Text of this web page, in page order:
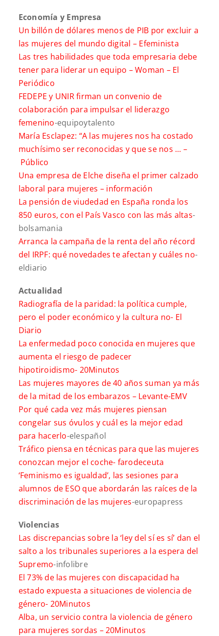
Economía y Empresa
Un billón de dólares menos de PIB por excluir a
las mujeres del mundo digital – Efeminista
Las tres habilidades que toda empresaria debe
tener para liderar un equipo –Woman – El
Periódico
FEDEPE y UNIR firman un convenio de
colaboración para impulsar el liderazgo
femenino-equipoytalento
María Esclapez: “A las mujeres nos ha costado
muchísimo ser reconocidas y que se nos … –
Público
Una empresa de Elche diseña el primer calzado
laboral para mujeres – información
La pensión de viudedad en España ronda los
850 euros, con el País Vasco con las más altas-
bolsamania
Arranca la campaña de la renta del año récord
del IRPF: qué novedades te afectan y cuáles no-
eldiario
Actualidad
Radiografía de la paridad: la política cumple,
pero el poder económico y la cultura no- El
Diario
La enfermedad poco conocida en mujeres que
aumenta el riesgo de padecer
hipotiroidismo- 20Minutos
Las mujeres mayores de 40 años suman ya más
de la mitad de los embarazos – Levante-EMV
Por qué cada vez más mujeres piensan
congelar sus óvulos y cuál es la mejor edad
para hacerlo-elespañol
Tráfico piensa en técnicas para que las mujeres
conozcan mejor el coche- farodeceuta
‘Feminismo es igualdad’, las sesiones para
alumnos de ESO que abordarán las raíces de la
discriminación de las mujeres-europapress
Violencias
Las discrepancias sobre la ‘ley del sí es sí’ dan el
salto a los tribunales superiores a la espera del
Supremo-infolibre
El 73% de las mujeres con discapacidad ha
estado expuesta a situaciones de violencia de
género- 20Minutos
Alba, un servicio contra la violencia de género
para mujeres sordas –20Minutos